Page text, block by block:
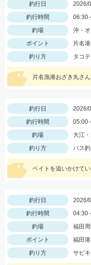
釣行日
2026/
釣行時間
06:30
釣場
沖・
ポイント
片名
釣り方
タコ
釣行日
2026/
釣行時間
05:00
釣場
大江・
釣り方
バス釣
釣行日
2026/
釣行時間
04:30
釣場
福田
ポイント
福田港
釣り方
サビキ